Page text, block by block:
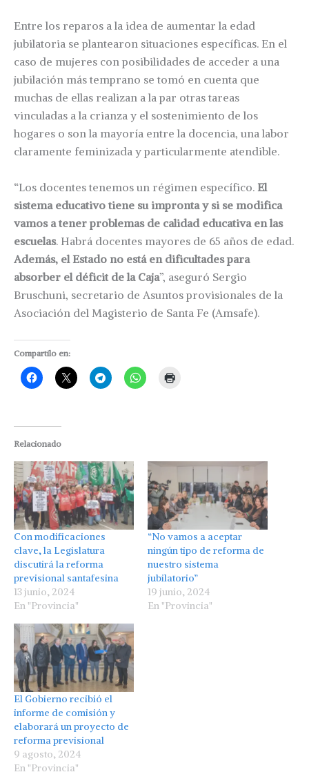
Entre los reparos a la idea de aumentar la edad
jubilatoria se plantearon situaciones específicas. En el
caso de mujeres con posibilidades de acceder a una
jubilación más temprano se tomó en cuenta que
muchas de ellas realizan a la par otras tareas
vinculadas a la crianza y el sostenimiento de los
hogares o son la mayoría entre la docencia, una labor
claramente feminizada y particularmente atendible.
“Los docentes tenemos un régimen específico. El
sistema educativo tiene su impronta y si se modifica
vamos a tener problemas de calidad educativa en las
escuelas. Habrá docentes mayores de 65 años de edad.
Además, el Estado no está en dificultades para
absorber el déficit de la Caja”, aseguró Sergio
Bruschuni, secretario de Asuntos provisionales de la
Asociación del Magisterio de Santa Fe (Amsafe).
Compartilo en:
Relacionado
Con modificaciones
clave, la Legislatura
discutirá la reforma
previsional santafesina
13 junio, 2024
En "Provincia"
“No vamos a aceptar
ningún tipo de reforma de
nuestro sistema
jubilatorio”
19 junio, 2024
En "Provincia"
El Gobierno recibió el
informe de comisión y
elaborará un proyecto de
reforma previsional
9 agosto, 2024
En "Provincia"